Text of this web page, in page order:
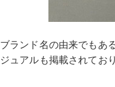
ブランド名の由来でもあ
ジュアルも掲載されてお